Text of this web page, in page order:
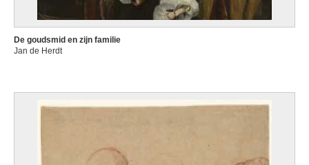
De goudsmid en zijn familie
Jan de Herdt